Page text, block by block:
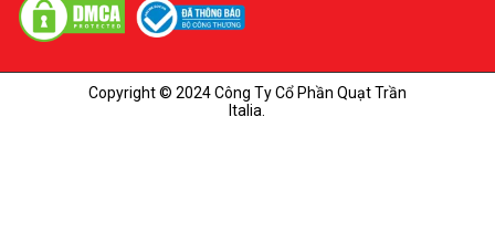
Copyright © 2024 Công Ty Cổ Phần Quạt Trần
Italia.